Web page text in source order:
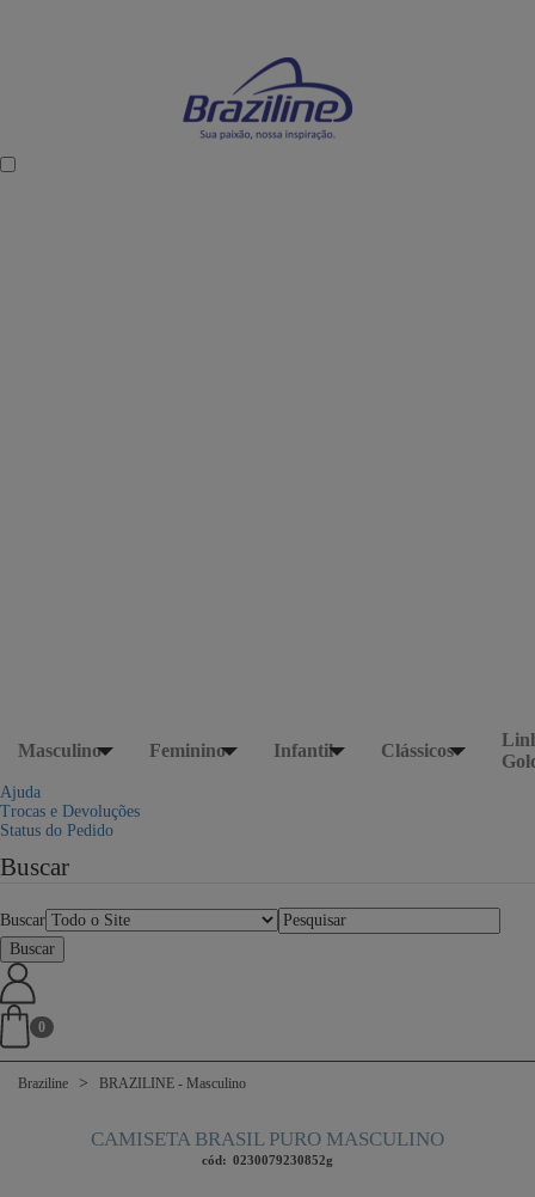
Masculino Feminino Infantil Clássicos
Ajuda
Trocas e Devoluções
Status do Pedido
Buscar
Buscar
0
Braziline BRAZILINE - Masculino
CAMISETA BRASIL PURO MASCULINO
cód: 0230079230852g